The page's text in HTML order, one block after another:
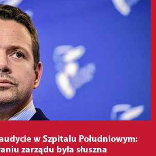
w Szpitalu Południowym:
zarządu była słuszna